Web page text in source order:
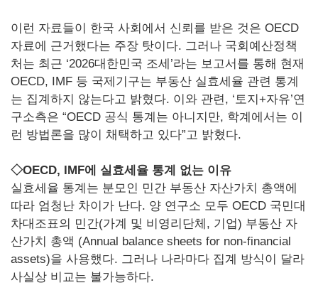
이런 자료들이 한국 사회에서 신뢰를 받은 것은 OECD
자료에 근거했다는 주장 탓이다. 그러나 국회예산정책
처는 최근 ‘2026대한민국 조세’라는 보고서를 통해 현재
OECD, IMF 등 국제기구는 부동산 실효세율 관련 통계
는 집계하지 않는다고 밝혔다. 이와 관련, ‘토지+자유’연
구소측은 “OECD 공식 통계는 아니지만, 학계에서는 이
런 방법론을 많이 채택하고 있다”고 밝혔다.
◇OECD, IMF에 실효세율 통계 없는 이유
실효세율 통계는 분모인 민간 부동산 자산가치 총액에
따라 엄청난 차이가 난다. 양 연구소 모두 OECD 국민대
차대조표의 민간(가계 및 비영리단체, 기업) 부동산 자
산가치 총액 (Annual balance sheets for non-financial
assets)을 사용했다. 그러나 나라마다 집계 방식이 달라
사실상 비교는 불가능하다.